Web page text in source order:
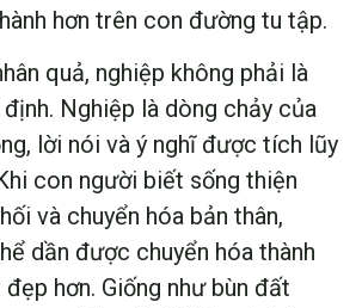
hơn trên con đường tu tập.
quả, nghiệp không phải là
Nghiệp là dòng chảy của
lời nói và ý nghĩ được tích lũy
con người biết sống thiện
và chuyển hóa bản thân,
dần được chuyển hóa thành
hơn. Giống như bùn đất